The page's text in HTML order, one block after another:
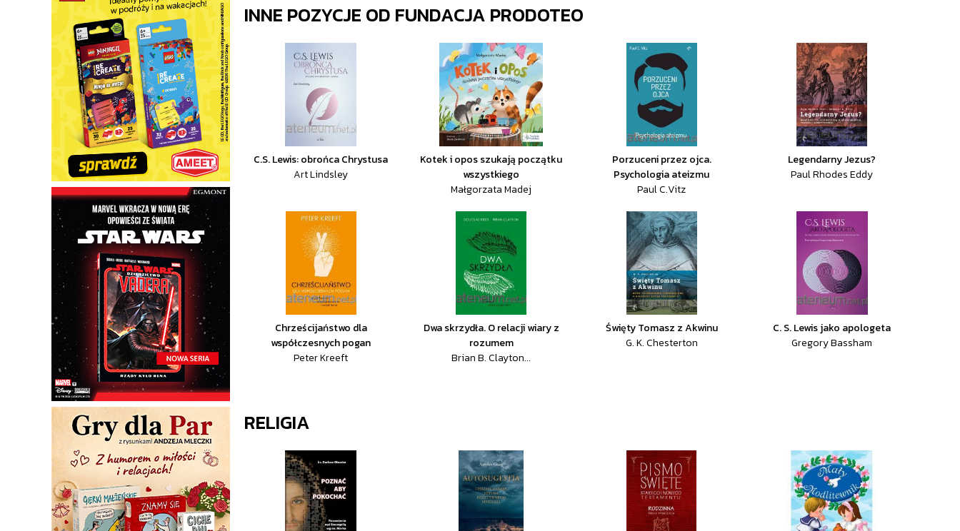
INNE POZYCJE OD FUNDACJA PRODOTEO
C.S. Lewis: obrońca Chrystusa
Art Lindsley
Kotek i opos szukają początku
wszystkiego
Małgorzata Madej
Porzuceni przez ojca.
Psychologia ateizmu
Paul C.Vitz
Legendarny Jezus?
Paul Rhodes Eddy
Chrześcijaństwo dla
współczesnych pogan
Peter Kreeft
Dwa skrzydła. O relacji wiary z
rozumem
Brian B. Clayton...
Święty Tomasz z Akwinu
G. K. Chesterton
C. S. Lewis jako apologeta
Gregory Bassham
RELIGIA